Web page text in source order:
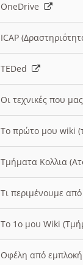
OneDrive
ICAP
TEDed
Οι τεχνικές που
Το πρώτο μου wiki
Τμήματα Κολλια
Τι περιμένουμε
Το 1ο μου Wiki
Οφέλη από